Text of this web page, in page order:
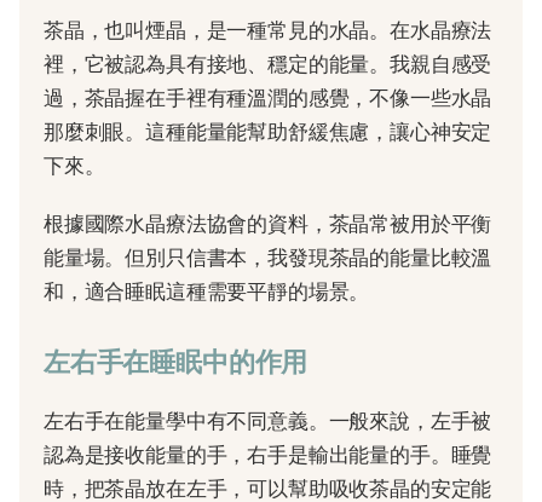
茶晶，也叫煙晶，是一種常見的水晶。在水晶療法
裡，它被認為具有接地、穩定的能量。我親自感受
過，茶晶握在手裡有種溫潤的感覺，不像一些水晶
那麼刺眼。這種能量能幫助舒緩焦慮，讓心神安定
下來。
根據國際水晶療法協會的資料，茶晶常被用於平衡
能量場。但別只信書本，我發現茶晶的能量比較溫
和，適合睡眠這種需要平靜的場景。
左右手在睡眠中的作用
左右手在能量學中有不同意義。一般來說，左手被
認為是接收能量的手，右手是輸出能量的手。睡覺
時，把茶晶放在左手，可以幫助吸收茶晶的安定能